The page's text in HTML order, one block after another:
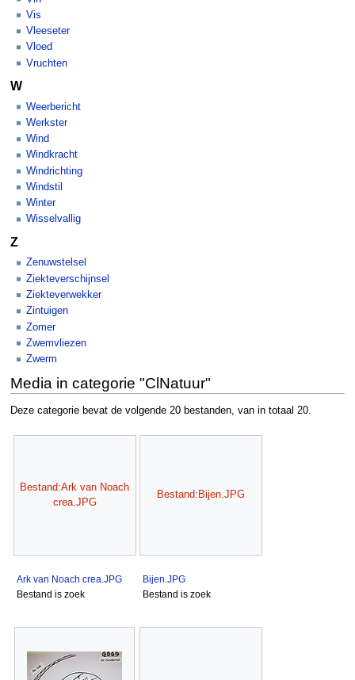
Vis
Vleeseter
Vloed
Vruchten
W
Weerbericht
Werkster
Wind
Windkracht
Windrichting
Windstil
Winter
Wisselvallig
Z
Zenuwstelsel
Ziekteverschijnsel
Ziekteverwekker
Zintuigen
Zomer
Zwemvliezen
Zwerm
Media in categorie "ClNatuur"
Deze categorie bevat de volgende 20 bestanden, van in totaal 20.
Bestand:Ark van Noach
crea.JPG
Ark van Noach crea.JPG
Bestand is zoek
Bestand:Bijen.JPG
Bijen.JPG
Bestand is zoek